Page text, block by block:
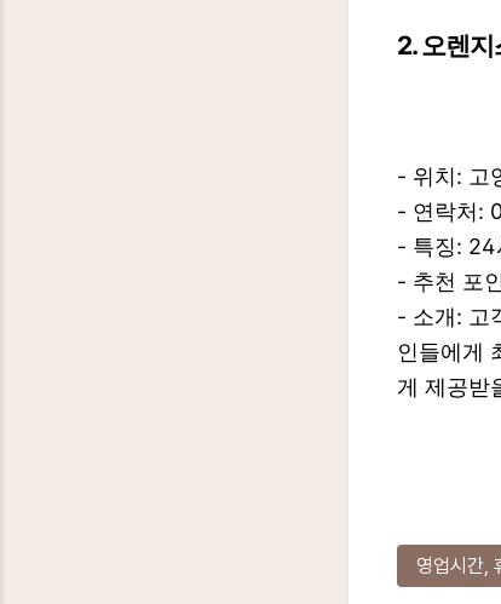
2. 오렌
- 위치: 고
- 연락처:
- 특징: 24
- 추천 포
- 소개: 고
인들에게
게 제공받
영업시간,